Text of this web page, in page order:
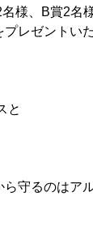
様、B賞2名
レゼントいた
と
守るのはア